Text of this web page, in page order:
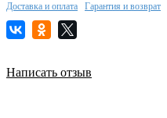
Доставка и оплата Гарантия и возврат
Написать отзыв